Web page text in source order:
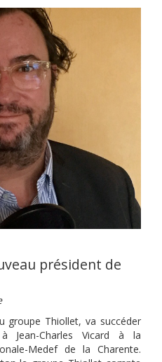
président de
groupe Thiollet, va succéder
Jean-Charles Vicard à la
Medef de la Charente.